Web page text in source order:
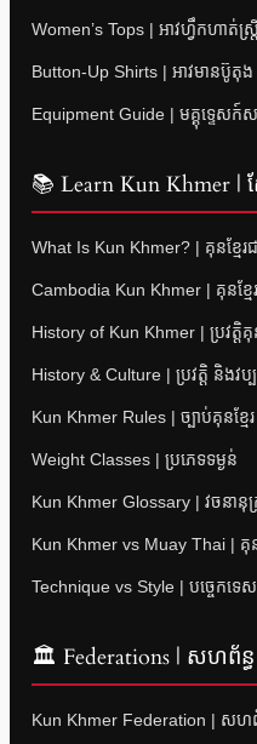
Women’s Tops | អាវហ្វឹកហាត់ស្ត្រី
Button-Up Shirts | អាវមានប៊ូតុង
Equipment Guide | មគ្គុទ្ទេសក៍សម្
📚 Learn Kun Khmer |
What Is Kun Khmer? | គុនខ្មែរជ
Cambodia Kun Khmer | គុនខ្មែរ
History of Kun Khmer | ប្រវត្តិគុន
History & Culture | ប្រវត្តិ និងវប្
Kun Khmer Rules | ច្បាប់គុនខ្មែរ
Weight Classes | ប្រភេទទម្ងន់
Kun Khmer Glossary | វចនានុក្
Kun Khmer vs Muay Thai | គុ
Technique vs Style | បច្ចេកទេ
🏛 Federations | សហព័ន្ធ
Kun Khmer Federation | សហព័ន្